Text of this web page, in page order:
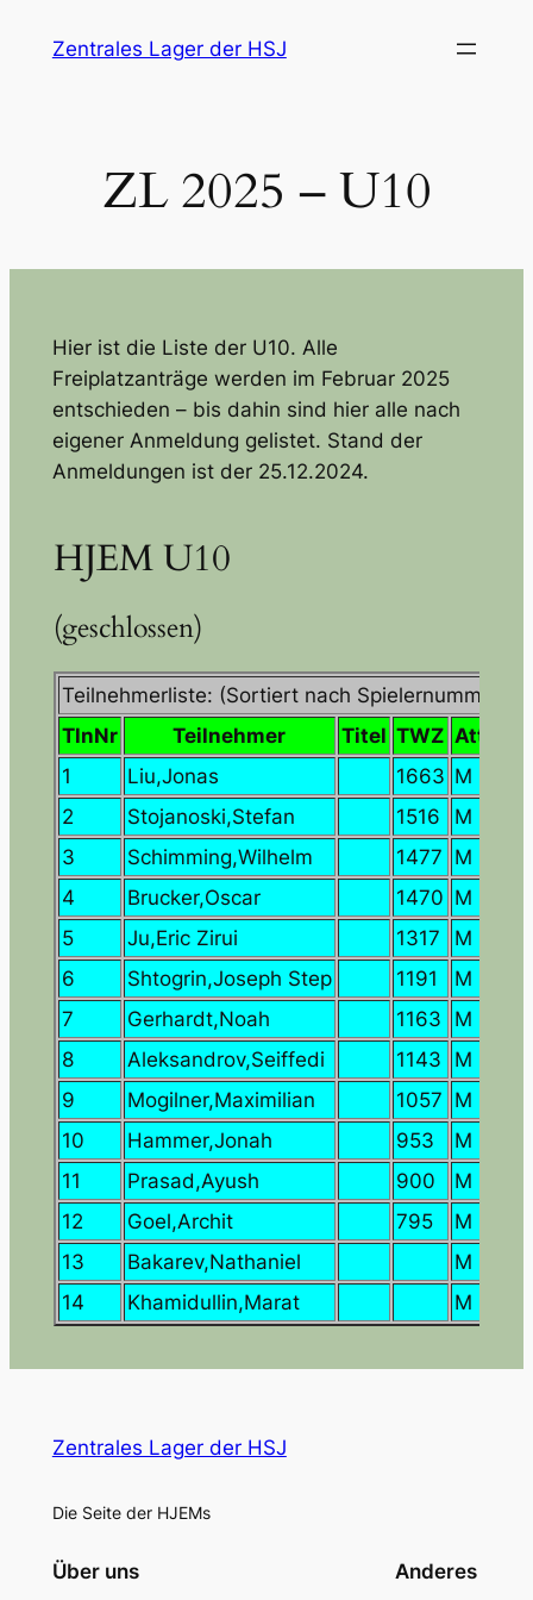
InhaltZentrales Lager der HSJ
ZL 2025 – U10
Hier ist die Liste der U10. Alle
Freiplatzanträge werden im Februar 2025
entschieden – bis dahin sind hier alle nach
eigener Anmeldung gelistet. Stand der
Anmeldungen ist der 25.12.2024.
HJEM U10
(geschlossen)
Teilnehmerliste: (Sortiert nach Spielernummer)
TlnNr
Teilnehmer Titel TWZ Attr
1
Liu,Jonas 1663 M
2
Stojanoski,Stefan 1516 M
3
Schimming,Wilhelm 1477 M
4
Brucker,Oscar 1470 M
5
Ju,Eric Zirui 1317 M
6
Shtogrin,Joseph Step 1191 M
7
Gerhardt,Noah 1163 M
8
Aleksandrov,Seiffedi 1143 M
9
Mogilner,Maximilian 1057 M
10
Hammer,Jonah 953 M
11
Prasad,Ayush 900 M
12
Goel,Archit 795 M
13
Bakarev,Nathaniel
M
14
Khamidullin,Marat M
Zentrales Lager der HSJ
Die Seite der HJEMs
Über uns Anderes